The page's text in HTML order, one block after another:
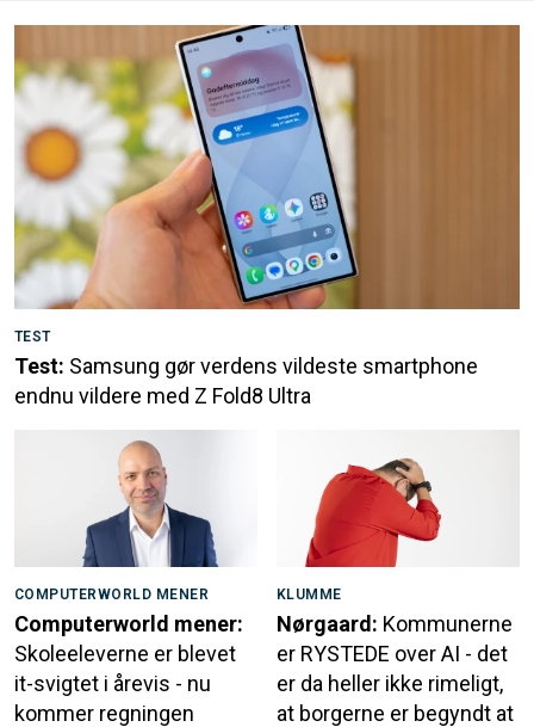
TEST
Test: Samsung gør verdens vildeste smartphone
endnu vildere med Z Fold8 Ultra
COMPUTERWORLD MENER
Computerworld mener:
Skoleeleverne er blevet
it-svigtet i årevis - nu
kommer regningen
KLUMME
Nørgaard: Kommunerne
er RYSTEDE over AI - det
er da heller ikke rimeligt,
at borgerne er begyndt at